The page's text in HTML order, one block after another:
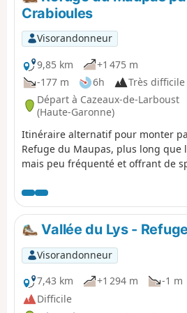
Crabioules
Visorandonneur
9,85 km
+1 475 m
-177 m
6h
Très difficile
Départ à Cazeaux-de-Larboust
(Haute-Garonne)
Itinéraire alternatif pour monter
Refuge du Maupas, plus long que
mais peu fréquenté et offrant de
Cirque des Crabioules. À
sentier est parfois peu marqué
Mines des Crabioules.
Vallée du Lys -
Visorandonneur
7,43 km
+1 294 m -1 m
Difficile